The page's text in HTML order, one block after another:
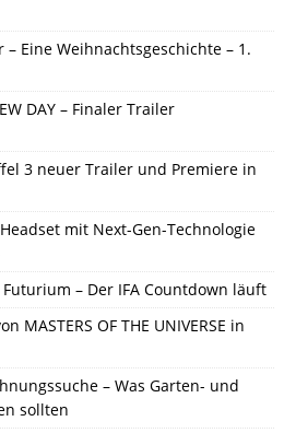
– Eine Weihnachtsgeschichte – 1.
DAY – Finaler Trailer
3 neuer Trailer und Premiere in
mit Next-Gen-Technologie
– Der IFA Countdown läuft
MASTERS OF THE UNIVERSE in
– Was Garten- und
sollten